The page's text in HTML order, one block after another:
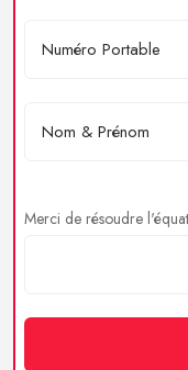
Merci de résoudre